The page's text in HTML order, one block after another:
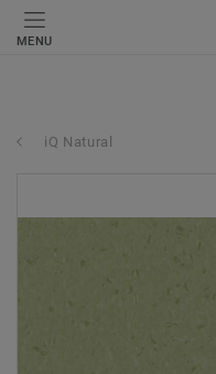
MENU
iQ Natural